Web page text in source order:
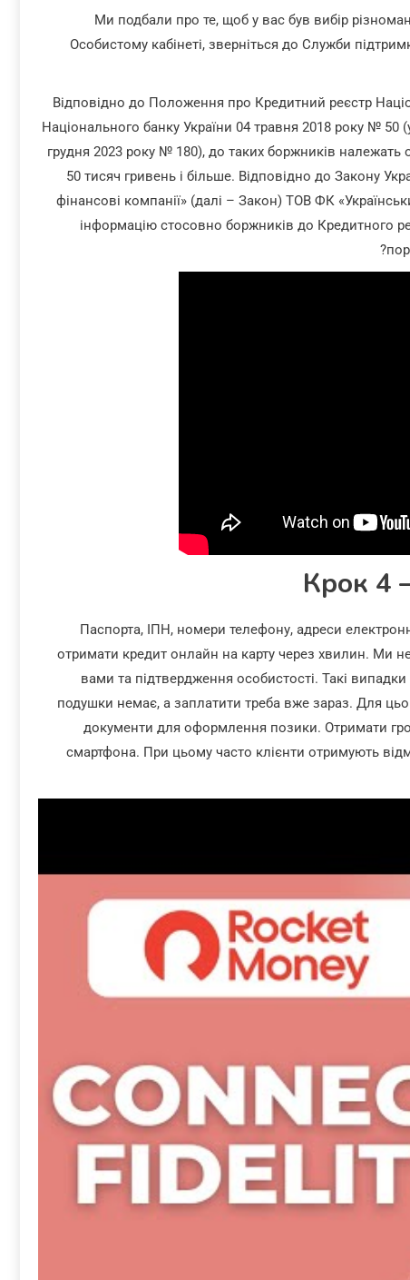
Ми подбали про те, щоб у вас був вибір
Особистому кабінеті, зверніться до Служби
Відповідно до Положення про Кредитний реєстр
Національного банку України 04 травня 2018 року № 50
грудня 2023 року № 180), до таких боржників належать
50 тисяч гривень і більше. Відповідно до Закону
фінансові компанії» (далі – Закон) ТОВ ФК
інформацію стосовно боржників до Кредитного
Крок 4
Паспорта, ІПН, номери телефону, адреси
отримати кредит онлайн на карту через хвилин. Ми не
вами та підтвердження особистості. Такі
подушки немає, а заплатити треба вже зараз. Для
документи для оформлення позики. Отримати
смартфона. При цьому часто клієнти отримують